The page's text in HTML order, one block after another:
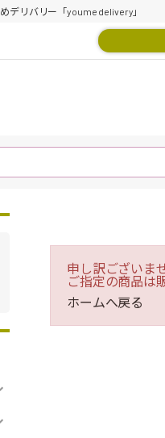
デリバリー「youme delivery」
申し訳ございま
ご指定の商品は
ホームへ戻る